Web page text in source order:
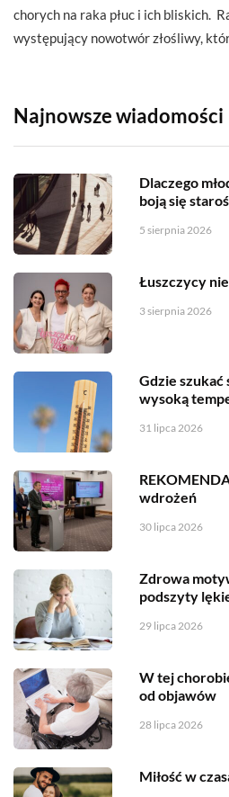
chorych na raka płuc i ich bliskich.
występujący nowotwór złośliwy,
Najnowsze wiadomości
Dlaczego
boją się
5 sierpnia 2026
Łuszczycy
3 sierpnia 2026
Gdzie
wysoką
31 lipca 2026
wdrożeń
30 lipca 2026
Zdrowa
podszyty
29 lipca 2026
W tej
od objawów
28 lipca 2026
Miłość w